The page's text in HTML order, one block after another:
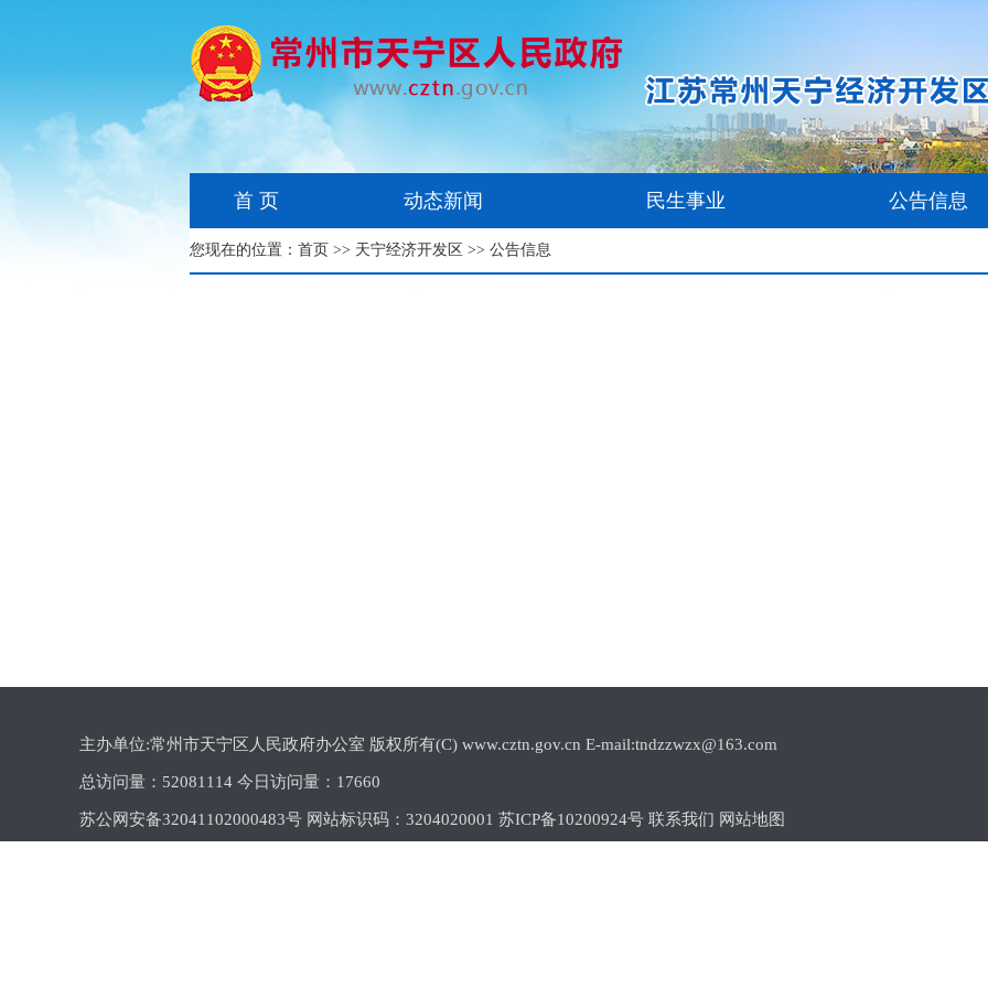
首 页 动态新闻 民生事业 公告信息
您现在的位置： 首页 >> 天宁经济开发区 >> 公告信息
主办单位:常州市天宁区人民政府办公室 版权所有(C) www.cztn.gov.cn E-mail:tndzzwzx@163.com
总访问量： 52081114 今日访问量： 17660
苏公网安备32041102000483号 网站标识码：3204020001 苏ICP备10200924号 联系我们 网站地图